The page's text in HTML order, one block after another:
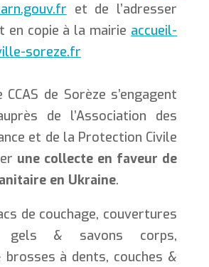
et de l’adresser
en copie à la mairie accueil-
soreze.fr
de Sorèze s’engagent
de l’Association des
et de la Protection Civile
une collecte en faveur de
en Ukraine.
de couchage, couvertures
gels & savons corps,
à dents, couches &